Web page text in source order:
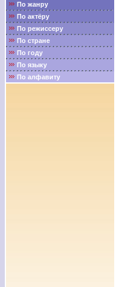
По жанру
По актёру
По режиссеру
По стране
По году
По языку
По алфавиту